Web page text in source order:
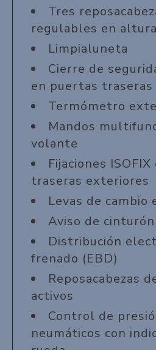
Tres
regulables en altura
Limpialuneta
Cierre de
en puertas traseras
Termómetro
Mandos
volante
Fijaciones
traseras exteriores
Levas de cambio
Aviso de
Distribución
frenado (EBD)
Reposacabezas
activos
Control de
neumáticos con